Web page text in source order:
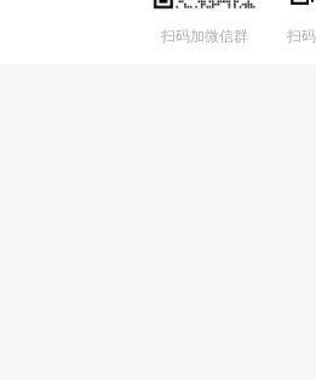
扫码加微信群 扫